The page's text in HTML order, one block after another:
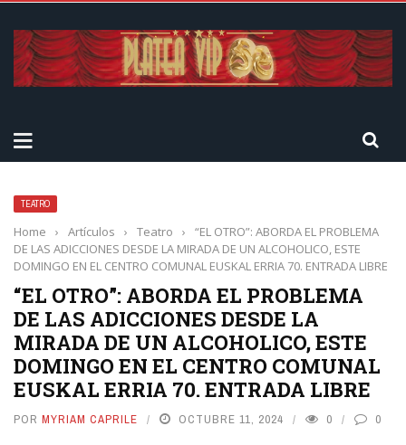
TEATRO
Home › Artículos › Teatro ›
“EL OTRO”: ABORDA EL PROBLEMA
DE LAS ADICCIONES DESDE LA MIRADA DE UN ALCOHOLICO, ESTE
DOMINGO EN EL CENTRO COMUNAL EUSKAL ERRIA 70. ENTRADA LIBRE
“EL OTRO”: ABORDA EL PROBLEMA
DE LAS ADICCIONES DESDE LA
MIRADA DE UN ALCOHOLICO, ESTE
DOMINGO EN EL CENTRO COMUNAL
EUSKAL ERRIA 70. ENTRADA LIBRE
POR MYRIAM CAPRILE OCTUBRE 11, 2024 0 0